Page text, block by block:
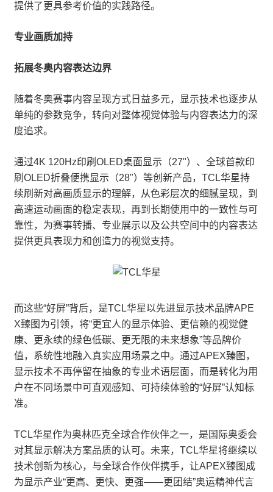
提供了更具参考价值的实践路径。
专业画质加持
拓展冬奥内容表达边界
随着冬奥赛事内容呈现方式日益多元，显示技术也逐步从
单纯的参数竞争，转向对整体视觉体验与内容表达力的深
度追求。
通过4K 120Hz印刷OLED桌面显示（27"）、全球首款印
刷OLED折叠便携显示（28"）等创新产品，TCL华星持
续刷新对高画质显示的理解，从色彩层次的细腻呈现，到
高速运动画面的稳定表现，再到长期使用中的一致性与可
靠性，为赛事转播、专业展示以及公共空间中的内容表达
提供更具表现力和创造力的视觉支持。
而这些“好屏”背后，是TCL华星以先进显示技术品牌APE
X臻图为引领，将“更宜人的显示体验、更信赖的视觉健
康、更永续的绿色低碳、更无限的未来想象”等品牌价
值，系统性地融入真实应用场景之中。通过APEX臻图，
显示技术不再停留在抽象的专业术语层面，而是转化为用
户在不同场景中可直观感知、可持续体验的“好屏”认知标
准。
TCL华星作为奥林匹克全球合作伙伴之一，是国际奥委会
对其显示解决方案品质的认可。未来，TCL华星将继续以
技术创新为核心，与全球合作伙伴携手，让APEX臻图成
为显示产业“更高、更快、更强——更团结”奥运精神代言